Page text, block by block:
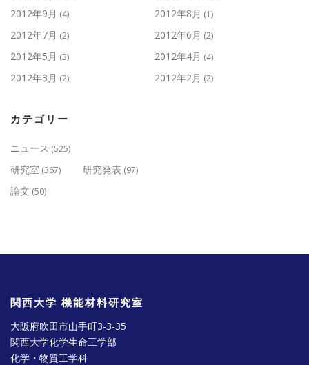
2012年9月 (4) 2012年8月 (1)
2012年7月 (2) 2012年6月 (2)
2012年5月 (3) 2012年4月 (4)
2012年3月 (2) 2012年2月 (2)
カテゴリー
ニュース (525)
研究室 (367) 研究発表 (97)
論文 (50)
関西大学 機能材料研究室
大阪府吹田市山手町3-3-35
関西大学化学生命工学部
化学・物質工学科